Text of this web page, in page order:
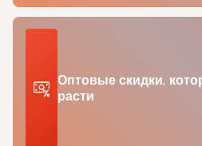
Оптовые скидки,
расти